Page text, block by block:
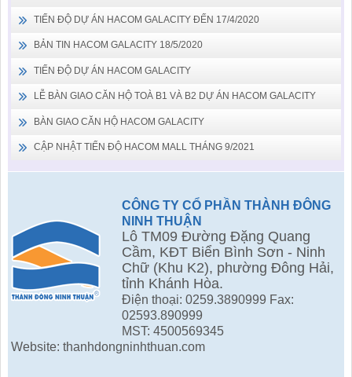
TIẾN ĐỘ DỰ ÁN HACOM GALACITY ĐẾN 17/4/2020
BẢN TIN HACOM GALACITY 18/5/2020
TIẾN ĐỘ DỰ ÁN HACOM GALACITY
LỄ BÀN GIAO CĂN HỘ TOÀ B1 VÀ B2 DỰ ÁN HACOM GALACITY
BÀN GIAO CĂN HỘ HACOM GALACITY
CẬP NHẬT TIẾN ĐỘ HACOM MALL THÁNG 9/2021
CÔNG TY CỔ PHẦN THÀNH ĐÔNG
NINH THUẬN
Lô TM09 Đường Đặng Quang
Cầm, KĐT Biển Bình Sơn - Ninh
Chữ (Khu K2), phường Đông Hải,
tỉnh Khánh Hòa.
Điện thoại: 0259.3890999 Fax:
02593.890999
MST: 4500569345
Website: thanhdongninhthuan.com